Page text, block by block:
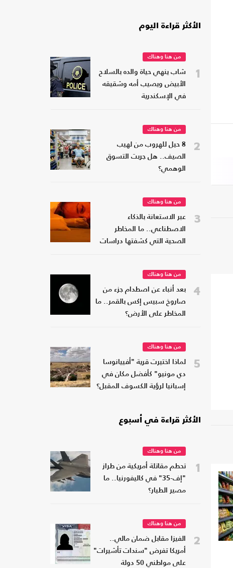
الأكثر قراءة اليوم
1
من هنا وهناك
شاب ينهي حياة والده بالسلاح
الأبيض ويصيب أمه وشقيقه
في الإسكندرية
2
من هنا وهناك
8 حيل للهروب من لهيب
الصيف.. هل جربت التسوق
الوهمي؟
3
من هنا وهناك
عبر الاستعانة بالذكاء
الاصطناعي.. ما المخاطر
الصحية التي كشفتها دراسات
4
من هنا وهناك
بعد أنباء عن اصطدام جزء من
صاروخ سبيس إكس بالقمر.. ما
المخاطر على الأرض؟
5
من هنا وهناك
لماذا اختيرت قرية "أفييانوسا
دي مونيو" كأفضل مكان في
إسبانيا لرؤية الكسوف المقبل؟
الأكثر قراءة في أسبوع
1
من هنا وهناك
تحطم مقاتلة أمريكية من طراز
"إف-35" في كاليفورنيا.. ما
مصير الطيار؟
2
من هنا وهناك
الفيزا مقابل ضمان مالي..
أمريكا تفرض "سندات تأشيرات"
على مواطني 50 دولة